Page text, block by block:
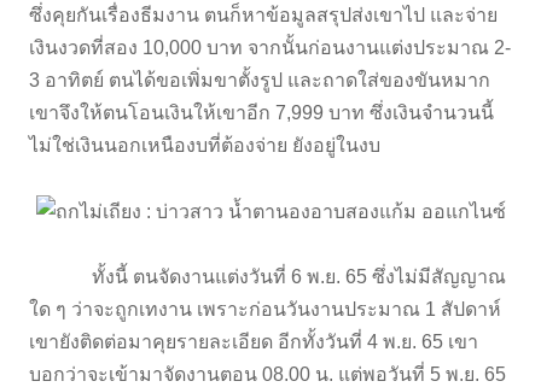
ซึ่งคุยกันเรื่องธีมงาน ตนก็หาข้อมูลสรุปส่งเขาไป และจ่าย
เงินงวดที่สอง 10,000 บาท จากนั้นก่อนงานแต่งประมาณ 2-
3 อาทิตย์ ตนได้ขอเพิ่มขาตั้งรูป และถาดใส่ของขันหมาก
เขาจึงให้ตนโอนเงินให้เขาอีก 7,999 บาท ซึ่งเงินจำนวนนี้
ไม่ใช่เงินนอกเหนืองบที่ต้องจ่าย ยังอยู่ในงบ
ทั้งนี้ ตนจัดงานแต่งวันที่ 6 พ.ย. 65 ซึ่งไม่มีสัญญาณ
ใด ๆ ว่าจะถูกเทงาน เพราะก่อนวันงานประมาณ 1 สัปดาห์
เขายังติดต่อมาคุยรายละเอียด อีกทั้งวันที่ 4 พ.ย. 65 เขา
บอกว่าจะเข้ามาจัดงานตอน 08.00 น. แต่พอวันที่ 5 พ.ย. 65